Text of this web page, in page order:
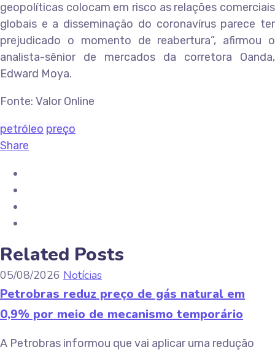
geopolíticas colocam em risco as relações comerciais
globais e a disseminação do coronavírus parece ter
prejudicado o momento de reabertura”, afirmou o
analista-sênior de mercados da corretora Oanda,
Edward Moya.
Fonte: Valor Online
petróleo preço
Share
Related Posts
05/08/2026 Notícias
Petrobras reduz preço de gás natural em
0,9% por meio de mecanismo temporário
A Petrobras informou que vai aplicar uma redução